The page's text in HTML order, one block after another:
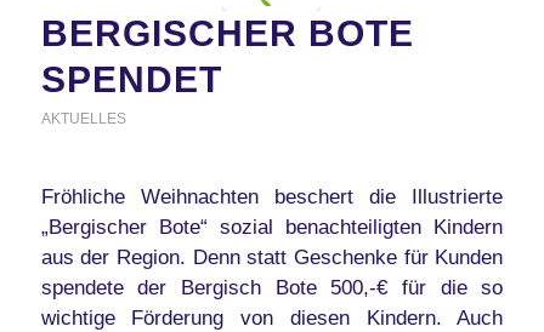
BERGISCHER BOTE
SPENDET
AKTUELLES
Fröhliche Weihnachten beschert die Illustrierte
„Bergischer Bote“ sozial benachteiligten Kindern
aus der Region. Denn statt Geschenke für Kunden
spendete der Bergisch Bote 500,-€ für die so
wichtige Förderung von diesen Kindern. Auch